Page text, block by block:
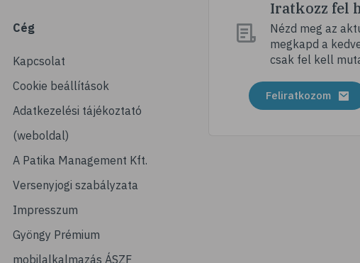
Cég
Kapcsolat
Cookie beállítások
Adatkezelési tájékoztató
(weboldal)
A Patika Management Kft.
Versenyjogi szabályzata
Impresszum
Gyöngy Prémium
mobilalkalmazás ÁSZF
Iratkozz fel
Nézd meg az
megkapd a
csak fel kell
Feliratkozom